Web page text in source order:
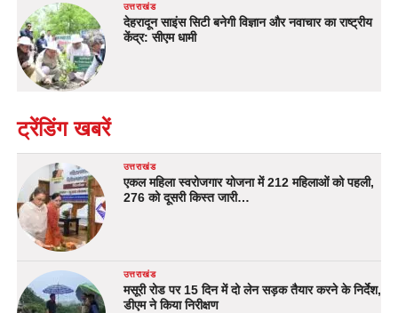
उत्तराखंड
देहरादून साइंस सिटी बनेगी विज्ञान और नवाचार का राष्ट्रीय
केंद्र: सीएम धामी
ट्रेंडिंग खबरें
उत्तराखंड
एकल महिला स्वरोजगार योजना में 212 महिलाओं को पहली,
276 को दूसरी किस्त जारी…
उत्तराखंड
मसूरी रोड पर 15 दिन में दो लेन सड़क तैयार करने के निर्देश,
डीएम ने किया निरीक्षण